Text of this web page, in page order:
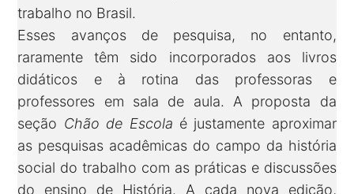
trabalho no Brasil.
Esses avanços de pesquisa, no entanto,
raramente têm sido incorporados aos livros
didáticos e à rotina das professoras e
professores em sala de aula. A proposta da
seção Chão de Escola é justamente aproximar
as pesquisas acadêmicas do campo da história
social do trabalho com as práticas e discussões
do ensino de História. A cada nova edição,